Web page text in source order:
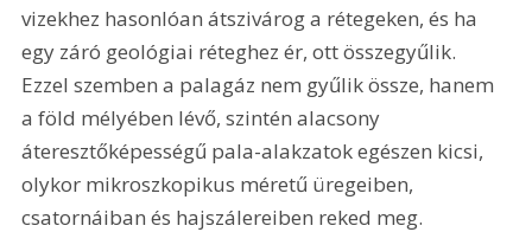
vizekhez hasonlóan átszivárog a rétegeken, és ha
egy záró geológiai réteghez ér, ott összegyűlik.
Ezzel szemben a palagáz nem gyűlik össze, hanem
a föld mélyében lévő, szintén alacsony
áteresztőképességű pala-alakzatok egészen kicsi,
olykor mikroszkopikus méretű üregeiben,
csatornáiban és hajszálereiben reked meg.